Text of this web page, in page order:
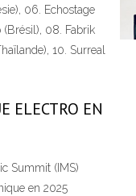
06. Echostage
(Brésil), 08. Fabrik
10. Surreal
ELECTRO EN
Summit (IMS)
en 2025